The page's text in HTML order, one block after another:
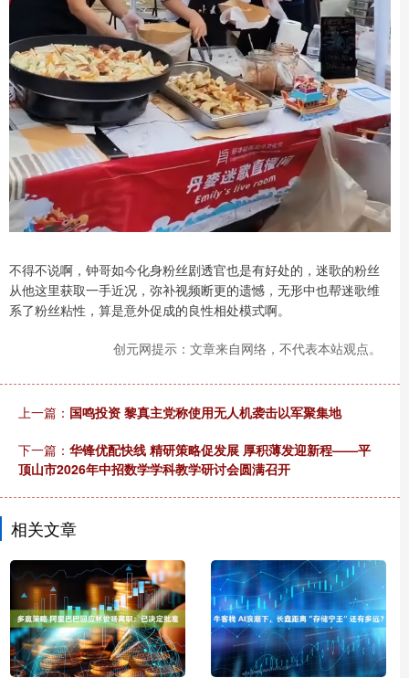
不得不说啊，钟哥如今化身粉丝剧透官也是有好处的，迷歌的粉丝
从他这里获取一手近况，弥补视频断更的遗憾，无形中也帮迷歌维
系了粉丝粘性，算是意外促成的良性相处模式啊。
创元网提示：文章来自网络，不代表本站观点。
上一篇： 国鸣投资 黎真主党称使用无人机袭击以军聚集地
下一篇： 华锋优配快线 精研策略促发展 厚积薄发迎新程——平
顶山市2026年中招数学学科教学研讨会圆满召开
相关文章